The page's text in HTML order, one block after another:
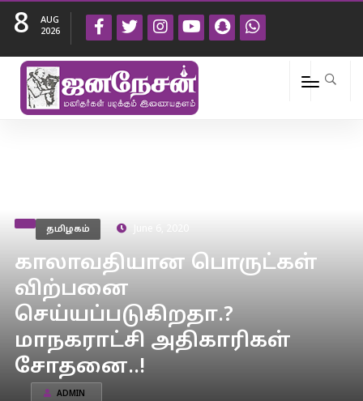
8
AUG
2026
தமிழகம்
காலாவதியான பொருட்கள்
விற்பனை
செய்யப்படுகிறதா.?
மாநகராட்சி அதிகாரிகள்
சோதனை..!
ADMIN